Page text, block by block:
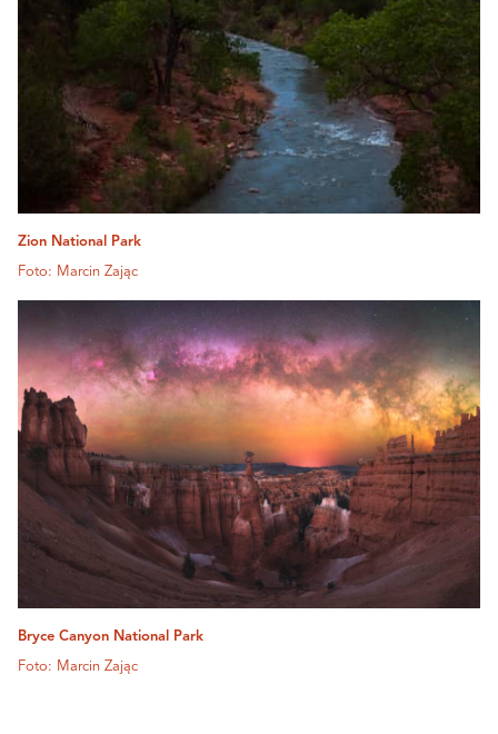
Zion National Park
Foto: Marcin Zając
Bryce Canyon National Park
Foto: Marcin Zając